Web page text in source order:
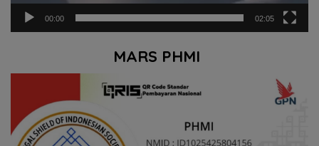
00:00 02:05
MARS PHMI